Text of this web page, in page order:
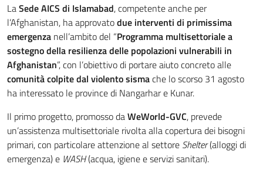
LaSede AICS di Islamabad, competente anche per
l’Afghanistan, ha approvatodue interventi di primissima
emergenza nell’ambito del “Programma multisettoriale a
sostegno della resilienza delle popolazioni vulnerabili in
Afghanistan”,con l’obiettivo di portare aiuto concreto alle
comunità colpite dal violento sismache lo scorso 31 agosto
ha interessato le province di Nangarhar e Kunar.
Il primo progetto, promosso daWeWorld-GVC, prevede
un’assistenza multisettoriale rivolta alla copertura dei bisogni
primari, con particolare attenzione al settore Shelter(alloggi di
emergenza) e WASH(acqua, igiene e servizi sanitari).